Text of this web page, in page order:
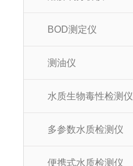
BOD测定仪
测油仪
水质生物毒性检测仪
多参数水质检测仪
便携式水质检测仪